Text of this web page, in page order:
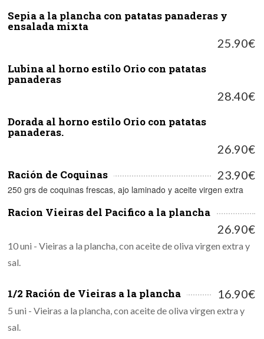
Sepia a la plancha con patatas panaderas y
ensalada mixta
25.90€
Lubina al horno estilo Orio con patatas
panaderas
28.40€
Dorada al horno estilo Orio con patatas
panaderas.
26.90€
Ración de Coquinas 23.90€
250 grs de coquinas frescas, ajo laminado y aceite virgen extra
Racion Vieiras del Pacifico a la plancha
26.90€
10 uni - Vieiras a la plancha, con aceite de oliva virgen extra y
sal.
1/2 Ración de Vieiras a la plancha 16.90€
5 uni - Vieiras a la plancha, con aceite de oliva virgen extra y
sal.